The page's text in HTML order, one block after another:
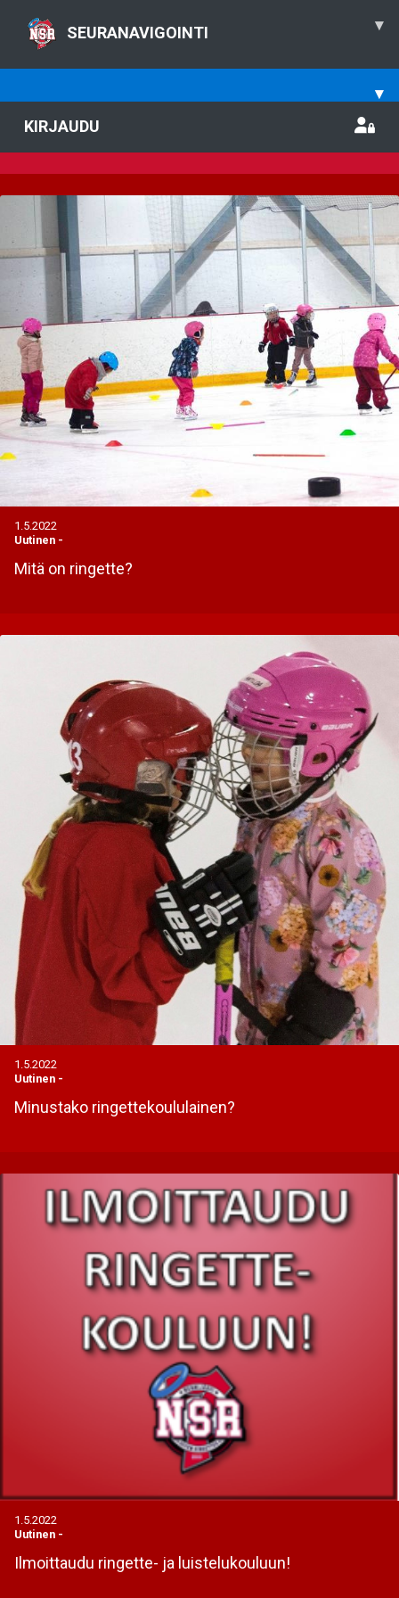
SEURANAVIGOINTI ▾
▾
KIRJAUDU
1.5.2022
Uutinen -
Mitä on ringette?
1.5.2022
Uutinen -
Minustako ringettekoululainen?
1.5.2022
Uutinen -
Ilmoittaudu ringette- ja luistelukouluun!